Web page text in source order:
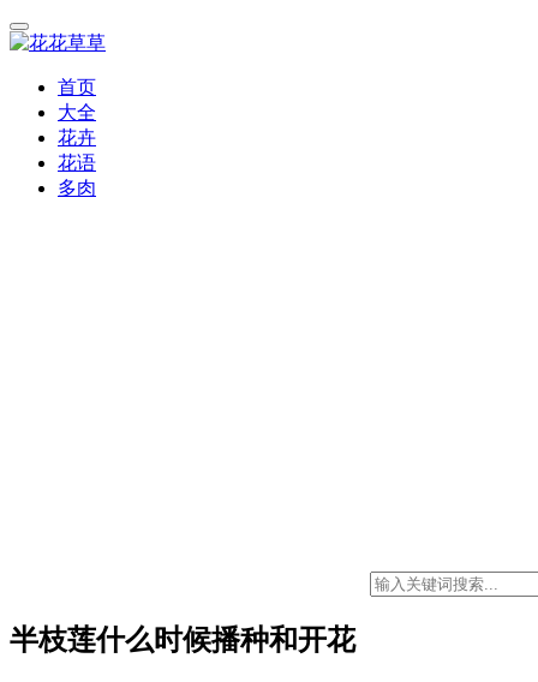
首页
大全
花卉
花语
多肉
半枝莲什么时候播种和开花